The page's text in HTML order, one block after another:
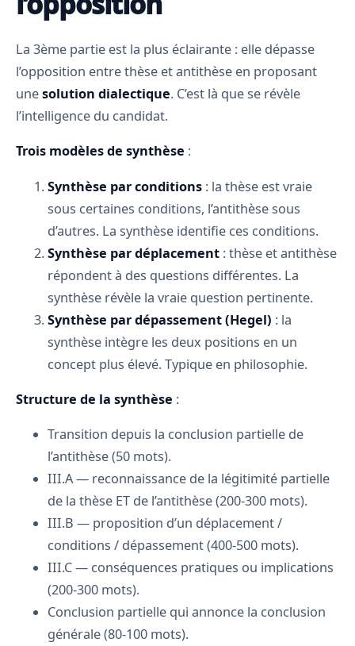
La 3ème partie est la plus éclairante : elle dépasse
l’opposition entre thèse et antithèse en proposant
unesolution dialectique. C’est là que se révèle
l’intelligence du candidat.
Trois modèles de synthèse :
Synthèse par conditions : la thèse est vraie
sous certaines conditions, l’antithèse sous
d’autres. La synthèse identifie ces conditions.
Synthèse par déplacement : thèse et antithèse
répondent à des questions différentes. La
synthèse révèle la vraie question pertinente.
Synthèse par dépassement (Hegel) : la
synthèse intègre les deux positions en un
concept plus élevé. Typique en philosophie.
Structure de la synthèse :
Transition depuis la conclusion partielle de
l’antithèse (50 mots).
III.A — reconnaissance de la légitimité partielle
de la thèse ET de l’antithèse (200-300 mots).
III.B — proposition d’un déplacement /
conditions / dépassement (400-500 mots).
III.C — conséquences pratiques ou implications
(200-300 mots).
Conclusion partielle qui annonce la conclusion
générale (80-100 mots).